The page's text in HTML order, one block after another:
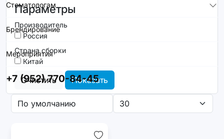
Стоматологам
Брендирование
Мероприятия
+7 (952) 770-84-45
Параметры
Производитель
Россия
Страна сборки
Китай
Очистить Показать